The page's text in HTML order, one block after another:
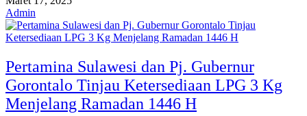
Admin
Pertamina Sulawesi dan Pj. Gubernur
Gorontalo Tinjau Ketersediaan LPG 3 Kg
Menjelang Ramadan 1446 H